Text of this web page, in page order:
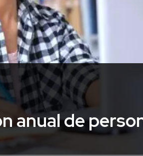
anual de